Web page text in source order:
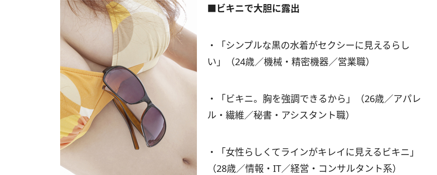
■ビキニで大胆に露出
・「シンプルな黒の水着がセクシーに見えるらし
い」（24歳／機械・精密機器／営業職）
・「ビキニ。胸を強調できるから」（26歳／アパレ
ル・繊維／秘書・アシスタント職）
・「女性らしくてラインがキレイに見えるビキニ」
（28歳／情報・IT／経営・コンサルタント系）